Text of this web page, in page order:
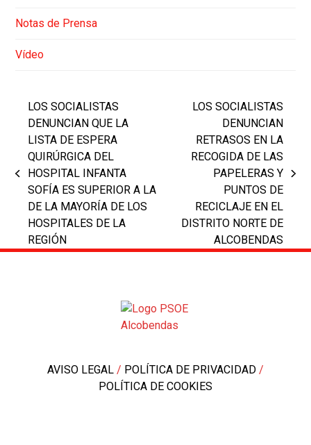
Notas de Prensa
Vídeo
previous
post:
LOS SOCIALISTAS
DENUNCIAN QUE LA
LISTA DE ESPERA
QUIRÚRGICA DEL
HOSPITAL INFANTA
SOFÍA ES SUPERIOR A LA
DE LA MAYORÍA DE LOS
HOSPITALES DE LA
REGIÓN
LOS SOCIALISTAS
DENUNCIAN
RETRASOS EN LA
RECOGIDA DE LAS
PAPELERAS Y
PUNTOS DE
RECICLAJE EN EL
DISTRITO NORTE DE
ALCOBENDAS
AVISO LEGAL / POLÍTICA DE PRIVACIDAD /
POLÍTICA DE COOKIES